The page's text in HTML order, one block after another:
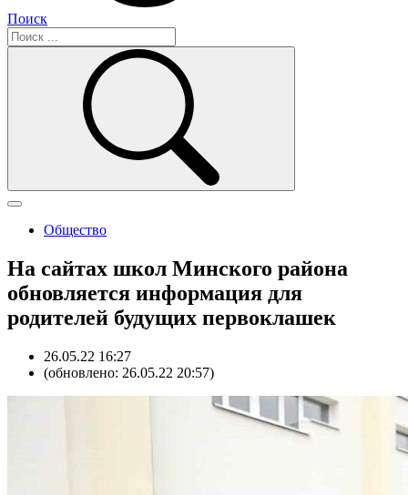
Поиск
Общество
На сайтах школ Минского района
обновляется информация для
родителей будущих первоклашек
26.05.22 16:27
(обновлено: 26.05.22 20:57)